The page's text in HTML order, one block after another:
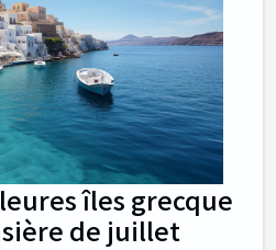
îles grecque
de juillet